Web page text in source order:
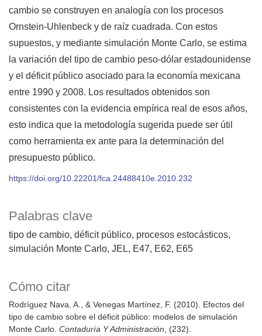
Palabras clave
tipo de cambio déficit público procesos estocásticos
simulación Monte Carlo JEL E47 E62 E65
Cómo citar
Rodríguez Nava, A., & Venegas Martínez, F. (2010). Efectos del
tipo de cambio sobre el déficit público: modelos de simulación
Monte Carlo. Contaduría Y Administración , (232).
cambio se construyen en analogía con los procesos
Ornstein-Uhlenbeck y de raíz cuadrada. Con estos
supuestos, y mediante simulación Monte Carlo, se estima
la variación del tipo de cambio peso-dólar estadounidense
y el déficit público asociado para la economía mexicana
entre 1990 y 2008. Los resultados obtenidos son
consistentes con la evidencia empírica real de esos años,
esto indica que la metodología sugerida puede ser útil
como herramienta ex ante para la determinación del
presupuesto público.
https://doi.org/10.22201/fca.24488410e.2010.232